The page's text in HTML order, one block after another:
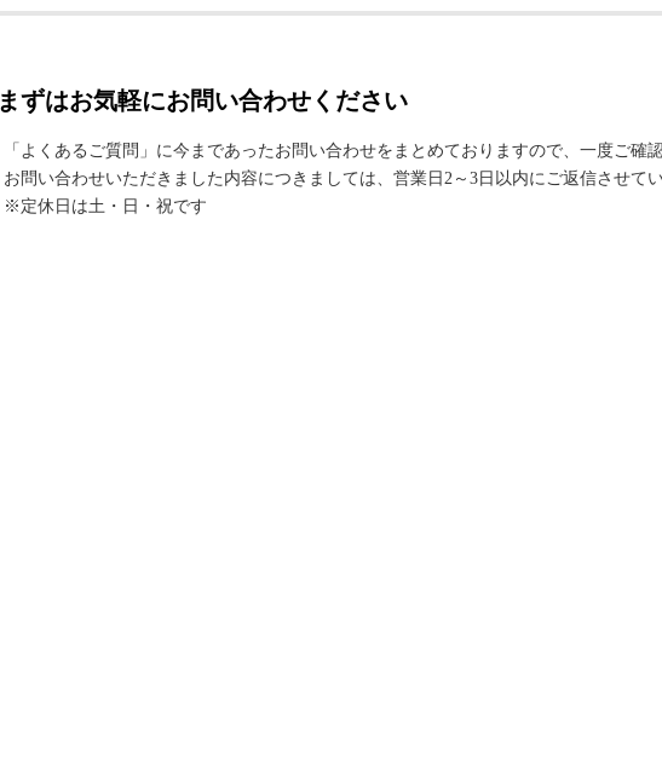
まずはお気軽にお問い合わせください
「よくあるご質問」に今まであったお問い合わせをまとめておりますので、一度ご確
お問い合わせいただきました内容につきましては、営業日2～3日以内にご返信させて
※定休日は土・日・祝です